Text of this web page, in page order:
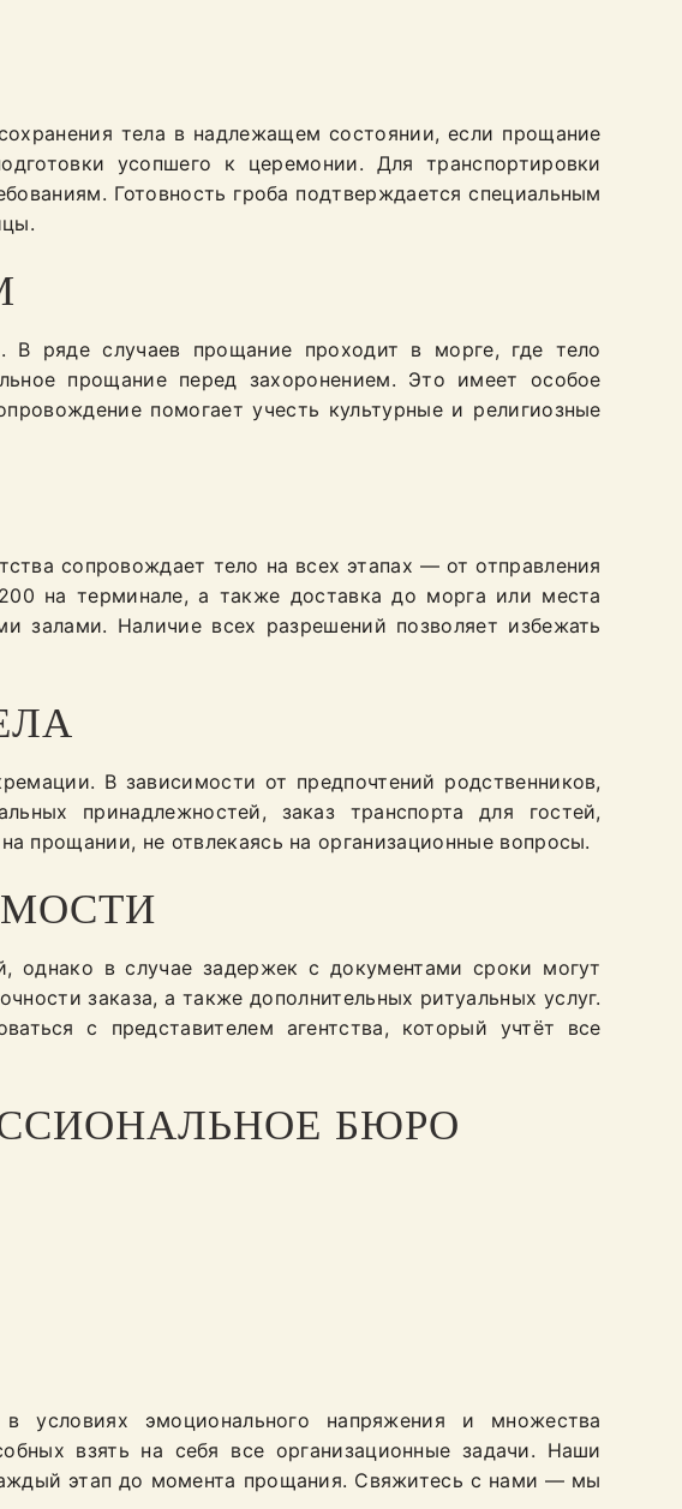
тела в надлежащем состоянии, если прощание
усопшего к церемонии. Для транспортировки
Готовность гроба подтверждается специальным
В ряде случаев прощание проходит в морге, где тело
прощание перед захоронением. Это имеет особое
помогает учесть культурные и религиозные
сопровождает тело на всех этапах — от отправления
на терминале, а также доставка до морга или места
Наличие всех разрешений позволяет избежать
В зависимости от предпочтений родственников,
принадлежностей, заказ транспорта для гостей,
прощании, не отвлекаясь на организационные вопросы.
однако в случае задержек с документами сроки могут
заказа, а также дополнительных ритуальных услуг.
с представителем агентства, который учтёт все
БЮРО
эмоционального напряжения и множества
взять на себя все организационные задачи. Наши
этап до момента прощания. Свяжитесь с нами — мы